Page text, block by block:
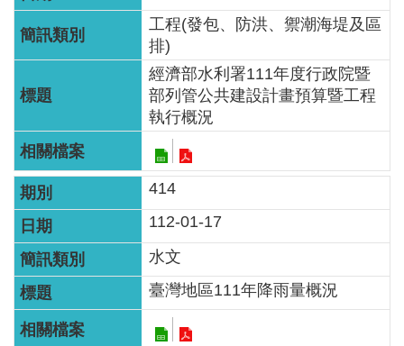
性
專
English
RSS
互
動
交
流
工程(發包、防洪、禦潮海堤及區
排)
經濟部水利署111年度行政院暨
部列管公共建設計畫預算暨工程
執行概況
414
112-01-17
水文
臺灣地區111年降雨量概況